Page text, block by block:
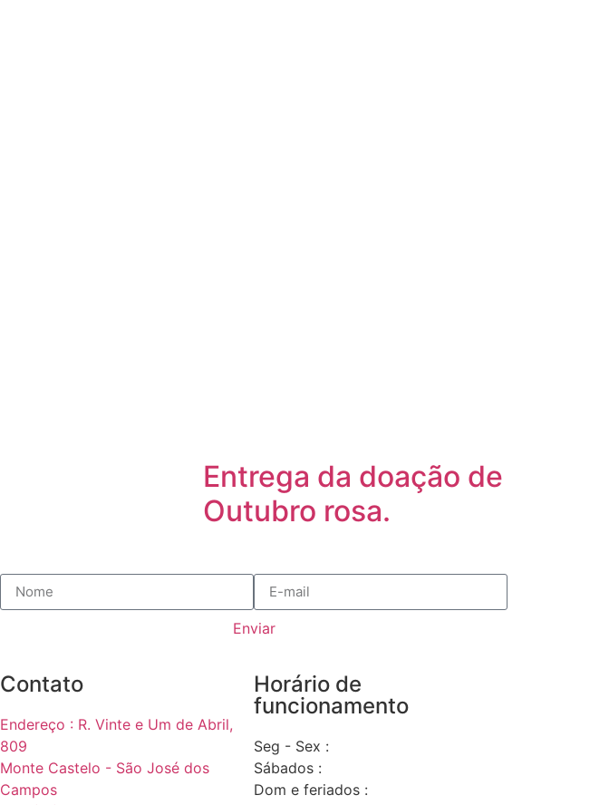
Entrega da doação de
Outubro rosa.
Enviar
Contato
Endereço : R. Vinte e Um de Abril,
809
Monte Castelo - São José dos
Campos
Horário de
funcionamento
Seg - Sex :
Sábados :
Dom e feriados :